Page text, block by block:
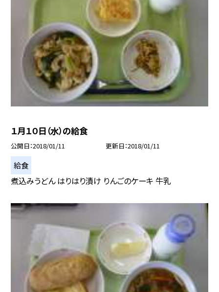
１月１０日（水）の給食
公開日 2018/01/11 更新日 2018/01/11
給食
煮込みうどん はりはり漬け りんごのケーキ 牛乳